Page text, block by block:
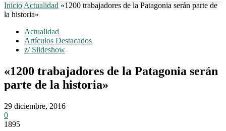
Inicio Actualidad «1200 trabajadores de la Patagonia serán parte de
la historia»
Actualidad
Artículos Destacados
z/ Slideshow
«1200 trabajadores de la Patagonia serán
parte de la historia»
29 diciembre, 2016
0
1895